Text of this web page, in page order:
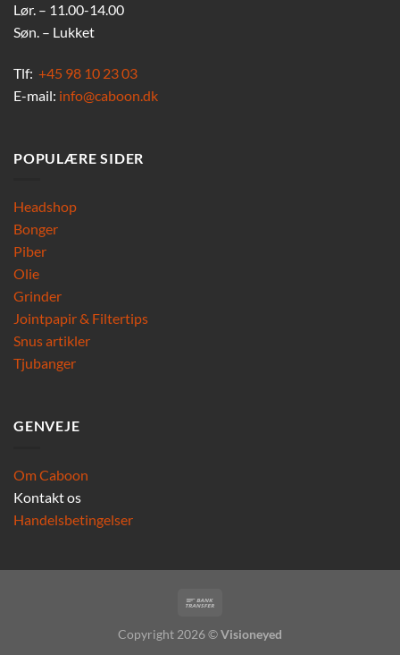
Lør. – 11.00-14.00
Søn. – Lukket
Tlf: +45 98 10 23 03
E-mail: info@caboon.dk
POPULÆRE SIDER
Headshop
Bonger
Piber
Olie
Grinder
Jointpapir & Filtertips
Snus artikler
Tjubanger
GENVEJE
Om Caboon
Kontakt os
Handelsbetingelser
Copyright 2026 ©Visioneyed